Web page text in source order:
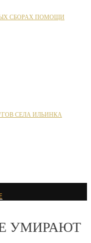
СБОРАХ ПОМОЩИ
СЕЛА ИЛЬИНКА
УМИРАЮТ